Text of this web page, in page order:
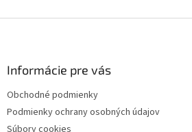
Informácie pre vás
Obchodné podmienky
Podmienky ochrany osobných údajov
Súbory cookies